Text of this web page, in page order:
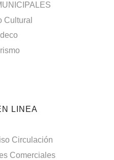
Cultural
LINEA
Circulación
Comerciales